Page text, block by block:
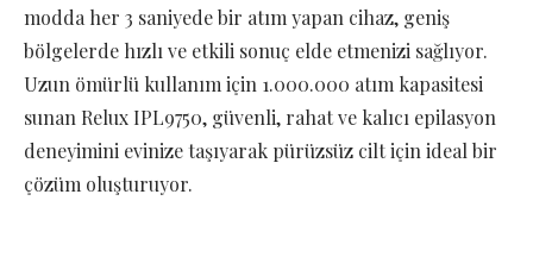
modda her 3 saniyede bir atım yapan cihaz, geniş
bölgelerde hızlı ve etkili sonuç elde etmenizi sağlıyor.
Uzun ömürlü kullanım için 1.000.000 atım kapasitesi
sunan Relux IPL9750, güvenli, rahat ve kalıcı epilasyon
deneyimini evinize taşıyarak pürüzsüz cilt için ideal bir
çözüm oluşturuyor.